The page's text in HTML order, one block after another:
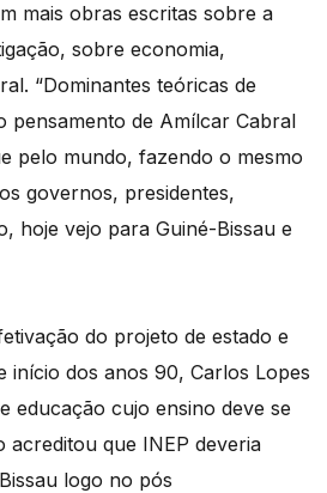
mais obras escritas sobre a
sobre economia,
“Dominantes teóricas de
pensamento de Amílcar Cabral
pelo mundo, fazendo o mesmo
governos, presidentes,
hoje vejo para Guiné-Bissau e
do projeto de estado e
início dos anos 90, Carlos Lopes
educação cujo ensino deve se
que INEP deveria
logo no pós